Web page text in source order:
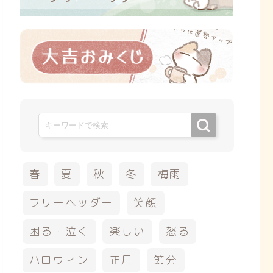
春 夏 秋 冬
梅雨
フリーヘッダー
笑顔
困る・泣く
楽しい
怒る
ハロウィン
正月
節分